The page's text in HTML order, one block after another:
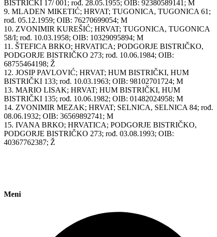
BISTRIČKI 17/ 001; rođ. 28.05.1955; OIB: 92380589141; M
9. MLADEN MIKETIĆ; HRVAT; TUGONICA, TUGONICA 61;
rođ. 05.12.1959; OIB: 76270699054; M
10. ZVONIMIR KUREŠIĆ; HRVAT; TUGONICA, TUGONICA
58/I; rođ. 10.03.1958; OIB: 10329095894; M
11. ŠTEFICA BRKO; HRVATICA; PODGORJE BISTRIČKO,
PODGORJE BISTRIČKO 273; rođ. 10.06.1984; OIB:
68755464198; Ž
12. JOSIP PAVLOVIĆ; HRVAT; HUM BISTRIČKI, HUM
BISTRIČKI 133; rođ. 10.03.1963; OIB: 98102701724; M
13. MARIO LISAK; HRVAT; HUM BISTRIČKI, HUM
BISTRIČKI 135; rođ. 10.06.1982; OIB: 01482024958; M
14. ZVONIMIR MEZAK; HRVAT; SELNICA, SELNICA 84; rođ.
08.06.1932; OIB: 36569892741; M
15. IVANA BRKO; HRVATICA; PODGORJE BISTRIČKO,
PODGORJE BISTRIČKO 273; rođ. 03.08.1993; OIB:
40367762387; Ž
Meni